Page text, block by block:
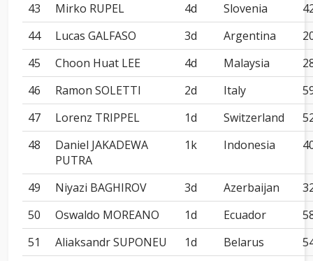
43
Mirko RUPEL 4d Slovenia
44
Lucas GALFASO 3d Argentina
45
Choon Huat LEE 4d Malaysia
46
Ramon SOLETTI 2d Italy
47
Lorenz TRIPPEL 1d Switzerland
48
Daniel JAKADEWA
PUTRA
1k Indonesia
49 Niyazi BAGHIROV 3d Azerbaijan
50
Oswaldo MOREANO 1d Ecuador
51
Aliaksandr SUPONEU 1d Belarus